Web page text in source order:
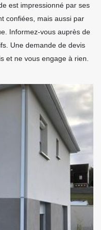
est impressionné par ses
confiées, mais aussi par
Informez-vous auprès de
Une demande de devis
et ne vous engage à rien.